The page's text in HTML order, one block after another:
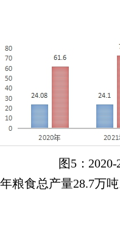
图5：2020-
粮食总产量28.7万吨